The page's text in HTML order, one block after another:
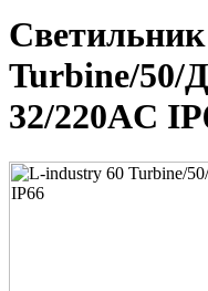
Turbine/50/
32/220AC